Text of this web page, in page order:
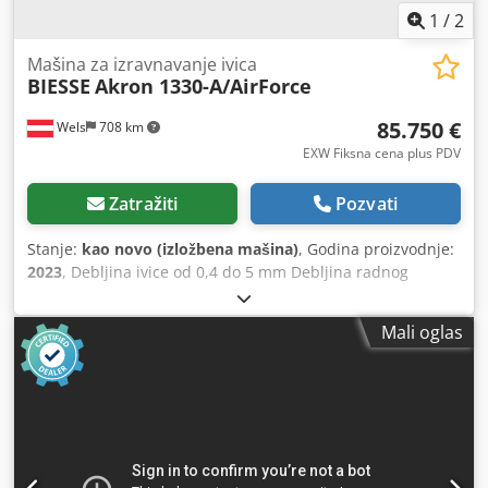
1 /2
Wels 708 km
Mašina za izravnavanje ivica
BIESSE Akron 1330-A/AirForce
85.750 €
EXW Fiksna cena plus PDV
Zatražiti Pozvati
Stanje: kao novo (izložbena mašina), Godina proizvodnje:
2023, Debljina ivice od 0,4 do 5 mm Debljina radnog
komada od 10 do 60 mm Chodpexh Spkofx Ai Sja Brzina
posmaka 12 m/min Debljina radnog komada 10-60 mm
Visina ivicnog materijala 14-64 mm Debljina ivice u
rolnama 0,4-3 mm Debljina ivice u trakama 0,4-5 mm
Predglodalna agregat RT02 Agregat za nanošenje lepka
za prskanje sredstva protiv lepljenja ADZ02 AirForce sistem
Mali oglas